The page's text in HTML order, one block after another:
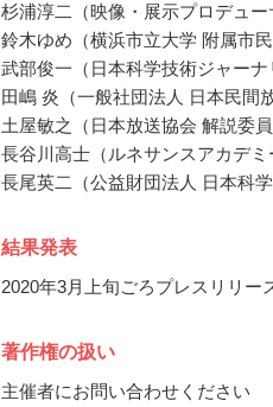
杉浦淳二（映像・展示プロデュー
鈴木ゆめ（横浜市立大学 附属市
武部俊一（日本科学技術ジャーナ
田嶋 炎（一般社団法人 日本民間
土屋敏之（日本放送協会 解説委員
長谷川高士（ルネサンスアカデミ
長尾英二（公益財団法人 日本科学
結果発表
2020年3月上旬ごろプレスリリー
著作権の扱い
主催者にお問い合わせください